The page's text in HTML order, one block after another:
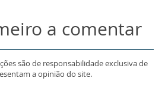
a comentar
são de responsabilidade exclusiva de
a opinião do site.